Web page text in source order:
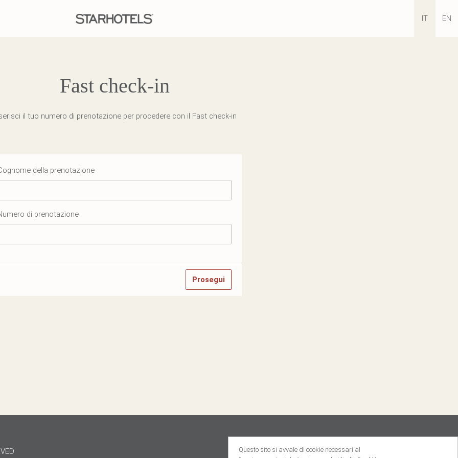
IT EN
Fast check-in
il tuo numero di prenotazione per procedere con il Fast check-in
della prenotazione
di prenotazione
Prosegui
Questo sito si avvale di cookie necessari al